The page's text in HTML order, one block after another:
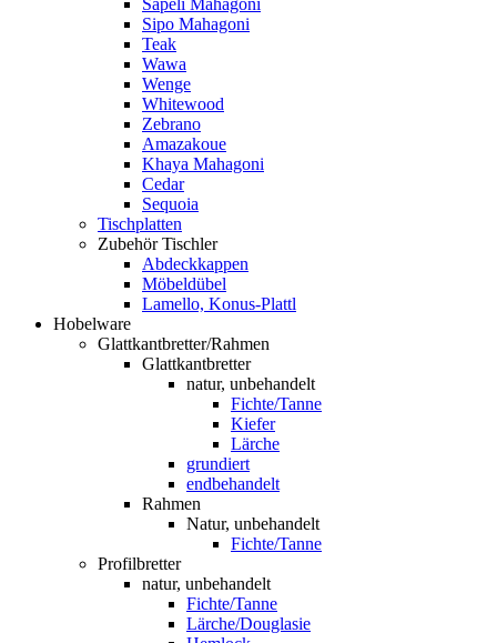
Sapeli Mahagoni
Sipo Mahagoni
Teak
Wawa
Wenge
Whitewood
Zebrano
Amazakoue
Khaya Mahagoni
Cedar
Sequoia
Tischplatten
Zubehör Tischler
Abdeckkappen
Möbeldübel
Lamello, Konus-Plattl
Hobelware
Glattkantbretter/Rahmen
Glattkantbretter
natur, unbehandelt
Fichte/Tanne
Kiefer
Lärche
grundiert
endbehandelt
Rahmen
Natur, unbehandelt
Fichte/Tanne
Profilbretter
natur, unbehandelt
Fichte/Tanne
Lärche/Douglasie